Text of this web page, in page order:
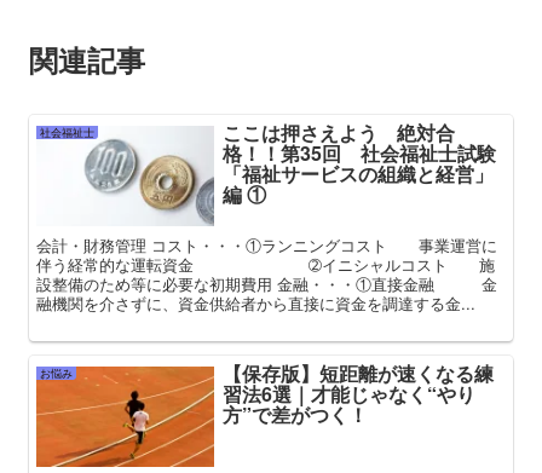
関連記事
社会福祉士 ここは押さえよう 絶対合
格！！第35回 社会福祉士試験
「福祉サービスの組織と経営」
編 ①
会計・財務管理 コスト・・・①ランニングコスト 事業運営に
伴う経常的な運転資金 ➁イニシャルコスト 施
設整備のため等に必要な初期費用 金融・・・①直接金融 金
融機関を介さずに、資金供給者から直接に資金を調達する金...
お悩み 【保存版】短距離が速くなる練
習法6選｜才能じゃなく“やり
方”で差がつく！